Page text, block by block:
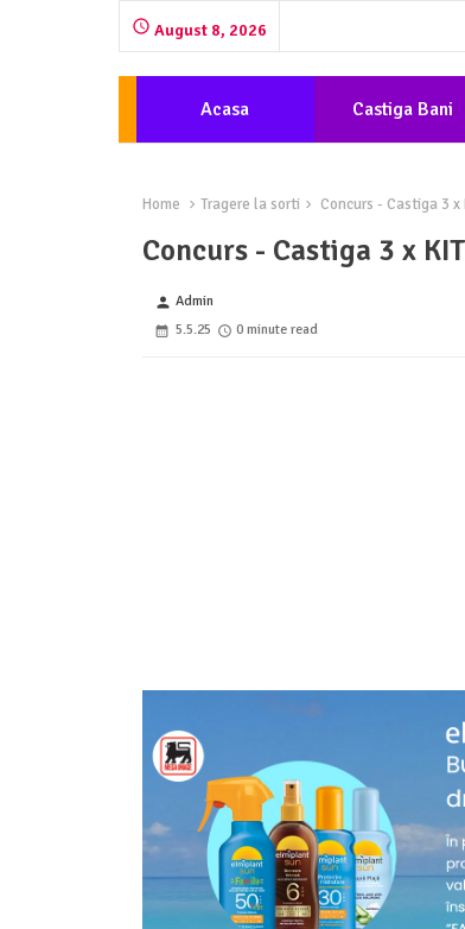
August 8, 2026
Acasa Castiga Bani
Home Tragere la sorti Concurs - Castiga 3
Concurs - Castiga 3 x
person Admin
5.5.25
0 minute read